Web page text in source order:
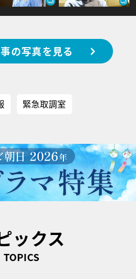
の写真を見る
緊急取調室
ックス
TOPICS